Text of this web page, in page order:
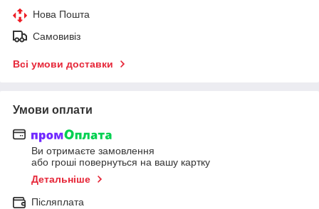
Нова Пошта
Самовивіз
Всі умови доставки
Умови оплати
Ви отримаєте замовлення
або гроші повернуться на вашу картку
Детальніше
Післяплата